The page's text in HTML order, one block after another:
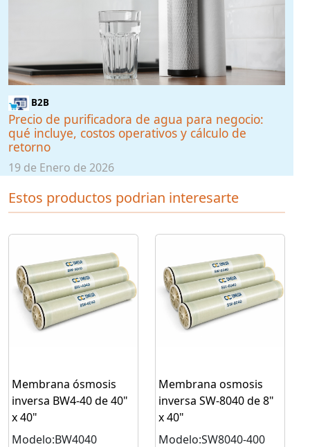
B2B
Precio de purificadora de agua para negocio:
qué incluye, costos operativos y cálculo de
retorno
19 de Enero de 2026
Estos productos podrian interesarte
Membrana ósmosis
inversa BW4-40 de 40"
x 40"
Modelo:BW4040
Membrana osmosis
inversa SW-8040 de 8"
x 40"
Modelo:SW8040-400